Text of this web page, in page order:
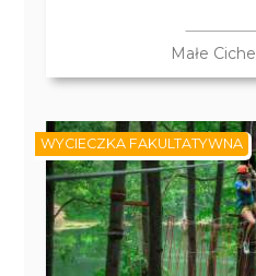
Małe Ciche
WYCIECZKA FAKULTATYWNA